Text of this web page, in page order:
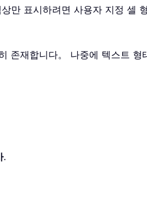
만 표시하려면 사용자 지정 셀
존재합니다。 나중에 텍스트 형
.